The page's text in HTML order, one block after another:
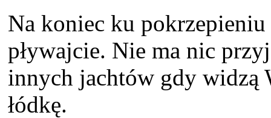
Na koniec ku
pływajcie. Nie ma nic
innych jachtów gdy widzą
łódkę.